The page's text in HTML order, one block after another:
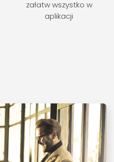
załatw wszystko w
aplikacji